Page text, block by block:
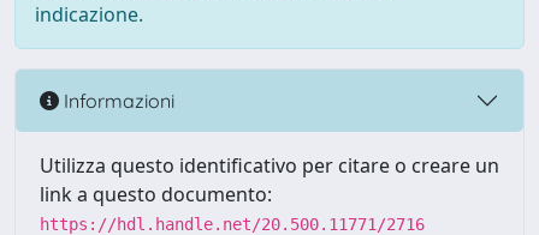
indicazione.
Informazioni
Utilizza questo identificativo per citare o creare un
link a questo documento:
https://hdl.handle.net/20.500.11771/2716